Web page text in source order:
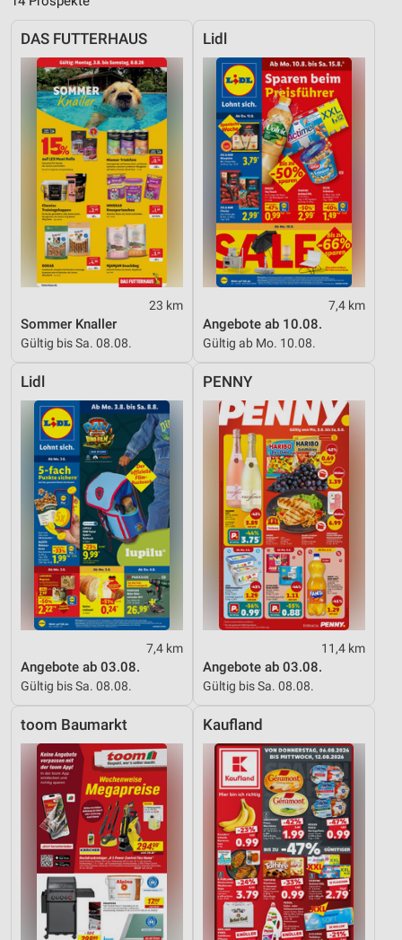
DAS FUTTERHAUS
23 km
Sommer Knaller
Gültig bis Sa. 08.08.
Lidl
7,4 km
Angebote ab 10.08.
Gültig ab Mo. 10.08.
Lidl
7,4 km
Angebote ab 03.08.
Gültig bis Sa. 08.08.
PENNY
11,4 km
Angebote ab 03.08.
Gültig bis Sa. 08.08.
toom Baumarkt Kaufland